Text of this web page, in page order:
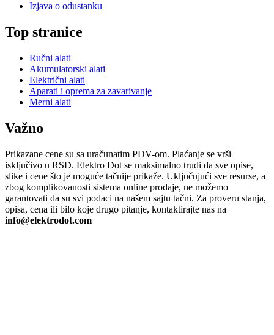
Izjava o odustanku
Top stranice
Ručni alati
Akumulatorski alati
Električni alati
Aparati i oprema za zavarivanje
Merni alati
Važno
Prikazane cene su sa uračunatim PDV-om. Plaćanje se vrši
isključivo u RSD. Elektro Dot se maksimalno trudi da sve opise,
slike i cene što je moguće tačnije prikaže. Uključujući sve resurse, a
zbog komplikovanosti sistema online prodaje, ne možemo
garantovati da su svi podaci na našem sajtu tačni. Za proveru stanja,
opisa, cena ili bilo koje drugo pitanje, kontaktirajte nas na
info@elektrodot.com